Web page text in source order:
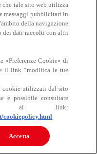
Carne
che tale sito web utilizza
messaggi pubblicitari in
della navigazione
dei dati raccolti con altri
«Preferenze Cookie» di
il link “modifica le tue
cookie utilizzati dal sito
è possibile consultare
al link:
cookiepolicy.html
Accetta